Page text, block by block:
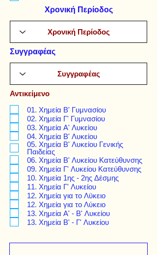
Χρονική Περίοδος
Συγγραφέας
Αντικείμενο
01. Χημεία Β' Γυμνασίου
02. Χημεία Γ' Γυμνασίου
03. Χημεία Α' Λυκείου
04. Χημεία Β' Λυκείου
05. Χημεία Β' Λυκείου Γενικής
Παιδείας
06. Χημεία Β' Λυκείου Κατεύθυνσης
09. Χημεία Γ' Λυκείου Κατεύθυνσης
10. Χημεία 1ης - 2ης Δέσμης
11. Χημεία Γ' Λυκείου
12. Χημεία για το Λϋκειο
12. Χημεία για το Λύκειο
13. Χημεία Α' - Β' Λυκείου
13. Χημεία Β' - Γ' Λυκείου